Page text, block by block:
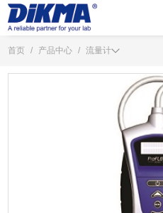
首页 / 产品中心 / 流量计